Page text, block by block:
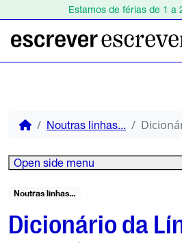
Estamos de férias de 1 a
Estamos de férias de 1 a
Noutras linhas...
Open side menu
Noutras linhas...
Dicionário da